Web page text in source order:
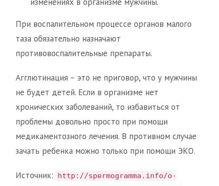
При воспалительном процессе органов малого
таза обязательно назначают
противовоспалительные препараты.
Агглютинация – это не приговор, что у мужчины
не будет детей. Если в организме нет
хронических заболеваний, то избавиться от
проблемы довольно просто при помощи
медикаментозного лечения. В противном случае
зачать ребенка можно только при помощи ЭКО.
Источник:
http://spermogramma.info/o-